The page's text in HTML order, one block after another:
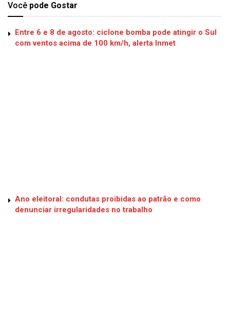
Você pode Gostar
Entre 6 e 8 de agosto: ciclone bomba pode atingir o Sul
com ventos acima de 100 km/h, alerta Inmet
Ano eleitoral: condutas proibidas ao patrão e como
denunciar irregularidades no trabalho